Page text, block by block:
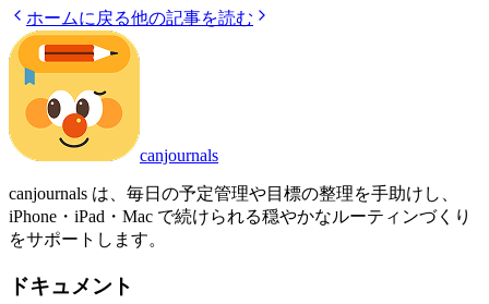
ホームに戻る他の記事を読む
canjournals
canjournals は、毎日の予定管理や目標の整理を手助けし、
iPhone・iPad・Mac で続けられる穏やかなルーティンづくり
をサポートします。
ドキュメント